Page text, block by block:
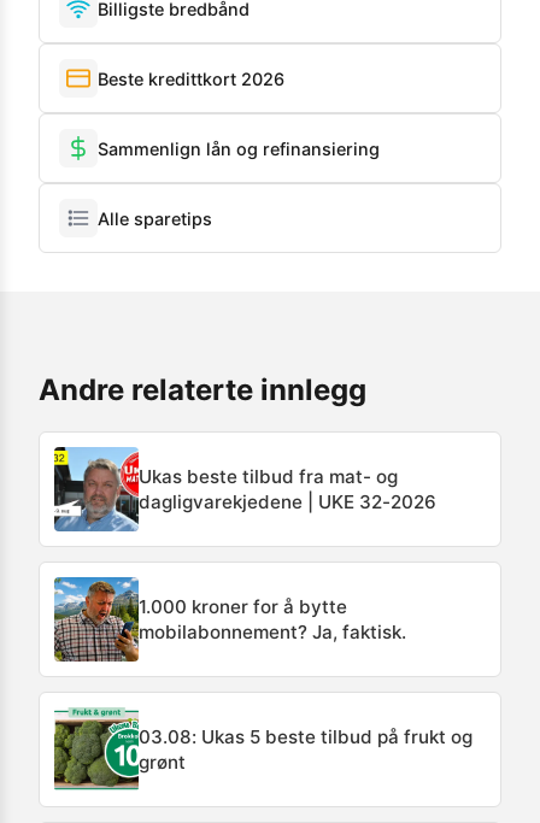
Billigste bredbånd
Beste kredittkort 2026
Sammenlign lån og refinansiering
Alle sparetips
Andre relaterte innlegg
Ukas beste tilbud fra mat- og
dagligvarekjedene | UKE 32-2026
1.000 kroner for å bytte
mobilabonnement? Ja, faktisk.
03.08: Ukas 5 beste tilbud på frukt og
grønt